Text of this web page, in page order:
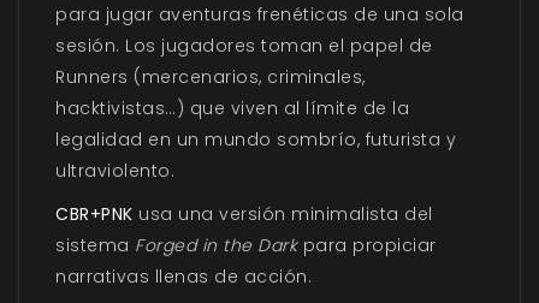
para jugar aventuras frenéticas de una sola
sesión. Los jugadores toman el papel de
Runners (mercenarios, criminales,
hacktivistas…) que viven al límite de la
legalidad en un mundo sombrío, futurista y
ultraviolento.
CBR+PNK usa una versión minimalista del
sistema Forged in the Darkpara propiciar
narrativas llenas de acción.